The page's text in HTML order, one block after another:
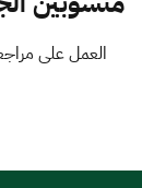
العمل على